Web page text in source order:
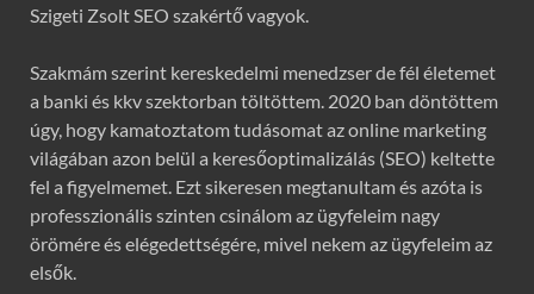
Szigeti Zsolt SEO szakértő vagyok.
Szakmám szerint kereskedelmi menedzser de fél életemet
a banki és kkv szektorban töltöttem. 2020 ban döntöttem
úgy, hogy kamatoztatom tudásomat az online marketing
világában azon belül a keresőoptimalizálás (SEO) keltette
fel a figyelmemet. Ezt sikeresen megtanultam és azóta is
professzionális szinten csinálom az ügyfeleim nagy
örömére és elégedettségére, mivel nekem az ügyfeleim az
elsők.